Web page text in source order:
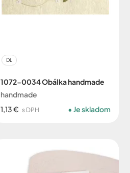
DL
1072-0034 Obálka handmade
handmade
1,13 € s DPH Je skladom